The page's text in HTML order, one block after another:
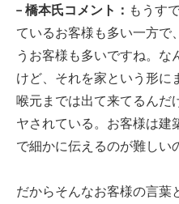
− 橋本氏コメント： もうす
ているお客様も多い一方で
うお客様も多いですね。
けど、それを家という形に
喉元までは出て来てるんだ
ヤされている。お客様は建
で細かに伝えるのが難しい
だからそんなお客様の言葉